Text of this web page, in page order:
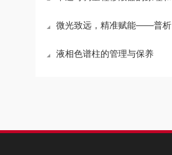
微光致远，精准赋能——普析氘灯的无声坚守
液相色谱柱的管理与保养